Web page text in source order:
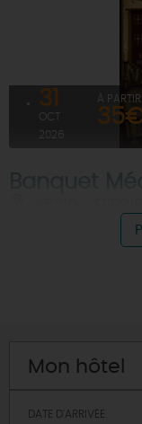
31
OCT
2026
À
Mon hôtel